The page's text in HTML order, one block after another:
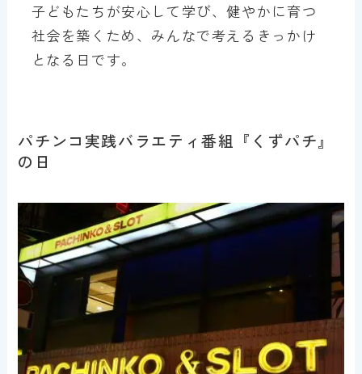
子どもたちが安心して学び、健やかに育つ
社会を築くため、みんなで考えるきっかけ
となる日です。
パチンコ実践バラエティ番組『くずパチ』
の日